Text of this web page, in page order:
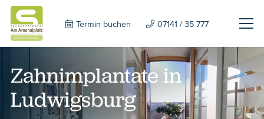
Termin buchen 07141 / 35 777
Zahnimplantate in
Ludwigsburg